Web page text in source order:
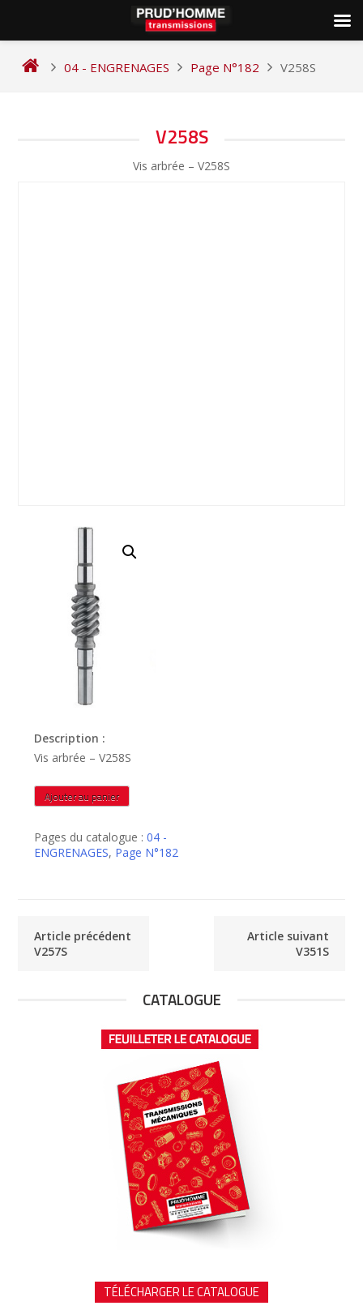
04 - ENGRENAGES Page N°182 V258S
V258S
Vis arbrée – V258S
Description :
Vis arbrée – V258S
quantité
de
Ajouter au panier
Pages du catalogue :04 -
ENGRENAGES, Page N°182
Article précédent
V257S
Article suivant
V351S
CATALOGUE
TÉLÉCHARGER LE CATALOGUE